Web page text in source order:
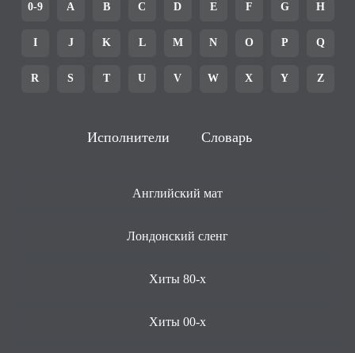
0-9 A B C D E F G H
I J K L M N O P Q
R S T U V W X Y Z
Исполнители Словарь
Английский мат
Лондонский сленг
Хиты 80-х
Хиты 00-х